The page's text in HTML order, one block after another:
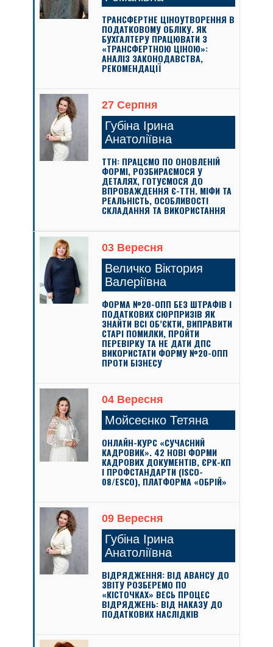
ТРАНСФЕРТНЕ ЦІНОУТВОРЕННЯ В
ПОДАТКОВОМУ ОБЛІКУ. ЯК
БУХГАЛТЕРУ ПРАЦЮВАТИ З
«ТРАНСФЕРТНОЮ ЦІНОЮ»:
АНАЛІЗ ЗАКОНОДАВСТВА,
РЕКОМЕНДАЦІЇ
27 Серпня
Губіна Ірина
Анатоліївна
ТТН: ПРАЦЄМО ПО ОНОВЛЕНІЙ
ФОРМІ, РОЗБИРАЄМОСЯ У
ДЕТАЛЯХ, ГОТУЄМОСЯ ДО
ВПРОВАЖДЕННЯ Є-ТТН. МІФИ ТА
РЕАЛЬНІСТЬ, ОСОБЛИВОСТІ
СКЛАДАННЯ ТА ВИКОРИСТАННЯ
03 Вересня
Величко Віктория
Валеріївна
ФОРМА №20-ОПП БЕЗ ШТРАФІВ І
ПОДАТКОВИХ СЮРПРИЗІВ ЯК
ЗНАЙТИ ВСІ ОБ’ЄКТИ, ВИПРАВИТИ
СТАРІ ПОМИЛКИ, ПРОЙТИ
ПЕРЕВІРКУ ТА НЕ ДАТИ ДПС
ВИКОРИСТАТИ ФОРМУ №20-ОПП
ПРОТИ БІЗНЕСУ
04 Вересня
Мойсеєнко Тетяна
ОНЛАЙН-КУРС «СУЧАСНИЙ
КАДРОВИК». 42 НОВІ ФОРМИ
КАДРОВИХ ДОКУМЕНТІВ, ЄРК-КП
І ПРОФСТАНДАРТИ (ISCO-
08/ESCO), ПЛАТФОРМА «ОБРІЙ»
09 Вересня
Губіна Ірина
Анатоліївна
ВІДРЯДЖЕННЯ: ВІД АВАНСУ ДО
ЗВІТУ РОЗБЕРЕМО ПО
«КІСТОЧКАХ» ВЕСЬ ПРОЦЕС
ВІДРЯДЖЕНЬ: ВІД НАКАЗУ ДО
ПОДАТКОВИХ НАСЛІДКІВ